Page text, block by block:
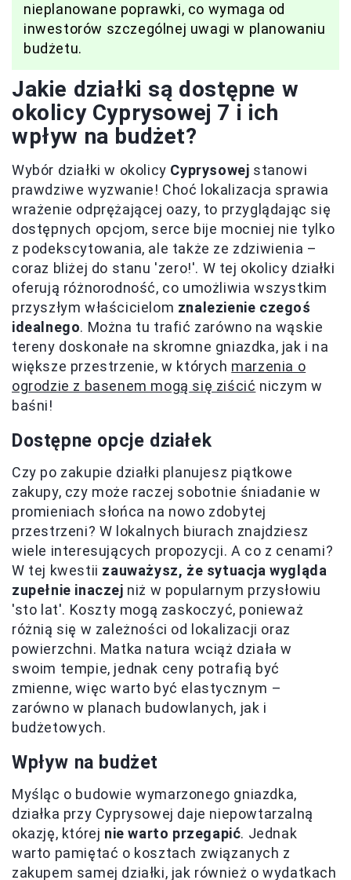
nieplanowane poprawki, co wymaga od
inwestorów szczególnej uwagi w planowaniu
budżetu.
Jakie działki są dostępne w
okolicy Cyprysowej 7 i ich
wpływ na budżet?
Wybór działki w okolicy Cyprysowej stanowi
prawdziwe wyzwanie! Choć lokalizacja sprawia
wrażenie odprężającej oazy, to przyglądając się
dostępnych opcjom, serce bije mocniej nie tylko
z podekscytowania, ale także ze zdziwienia –
coraz bliżej do stanu 'zero!'. W tej okolicy działki
oferują różnorodność, co umożliwia wszystkim
przyszłym właścicielom znalezienie czegoś
idealnego. Można tu trafić zarówno na wąskie
tereny doskonałe na skromne gniazdka, jak i na
większe przestrzenie, w których marzenia o
ogrodzie z basenem mogą się ziścić niczym w
baśni!
Dostępne opcje działek
Czy po zakupie działki planujesz piątkowe
zakupy, czy może raczej sobotnie śniadanie w
promieniach słońca na nowo zdobytej
przestrzeni? W lokalnych biurach znajdziesz
wiele interesujących propozycji. A co z cenami?
W tej kwestii zauważysz, że sytuacja wygląda
zupełnie inaczej niż w popularnym przysłowiu
'sto lat'. Koszty mogą zaskoczyć, ponieważ
różnią się w zależności od lokalizacji oraz
powierzchni. Matka natura wciąż działa w
swoim tempie, jednak ceny potrafią być
zmienne, więc warto być elastycznym –
zarówno w planach budowlanych, jak i
budżetowych.
Wpływ na budżet
Myśląc o budowie wymarzonego gniazdka,
działka przy Cyprysowej daje niepowtarzalną
okazję, której nie warto przegapić. Jednak
warto pamiętać o kosztach związanych z
zakupem samej działki, jak również o wydatkach